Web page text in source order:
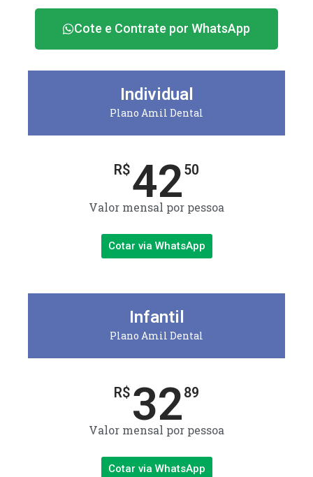
Cote e Contrate por WhatsApp
Individual
Plano Amil Dental
R$4250
Valor mensal por pessoa
Cotar via WhatsApp
Infantil
Plano Amil Dental
R$ 3289
Valor mensal por pessoa
Cotar via WhatsApp